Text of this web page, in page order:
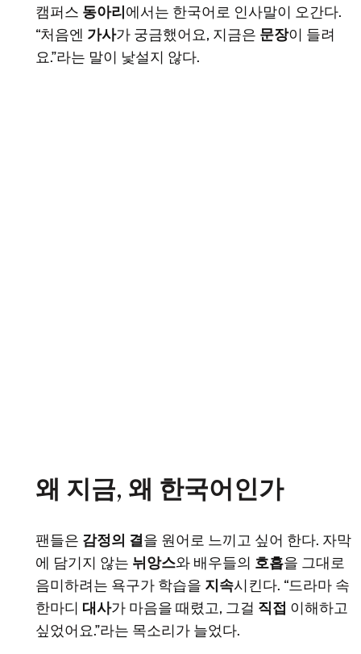
캠퍼스 동아리 에서는 한국어로 인사말이 오간다.
“처음엔 가사가 궁금했어요, 지금은 문장이 들려
요.”라는 말이 낯설지 않다.
왜 지금, 왜 한국어인가
팬들은 감정의 결을 원어로 느끼고 싶어 한다. 자막
에 담기지 않는 뉘앙스와 배우들의 호흡을 그대로
음미하려는 욕구가 학습을 지속시킨다. “드라마 속
한마디 대사가 마음을 때렸고, 그걸 직접 이해하고
싶었어요.”라는 목소리가 늘었다.